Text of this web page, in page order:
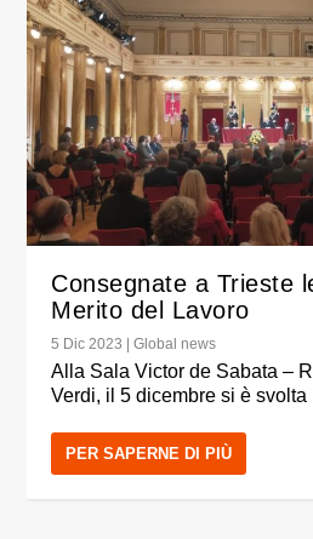
Consegnate a Trieste
Merito del Lavoro
5 Dic 2023 |Global news
Alla Sala Victor de Sabata –
Verdi, il 5 dicembre si è svolta
PER SAPERNE DI PIÙ